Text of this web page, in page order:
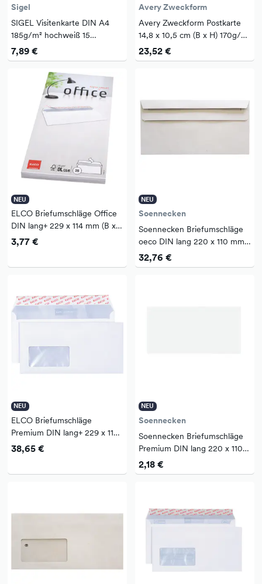
Sigel
SIGEL Visitenkarte DIN A4
185g/m² hochweiß 15
Bl./Pack. 150 St./Pack.
7,89 €
Avery Zweckform
Avery Zweckform Postkarte
14,8 x 10,5 cm (B x H) 170g/m²
Karton weiß 100 St./Pack.
23,52 €
NEU
ELCO Briefumschläge Office
DIN lang+ 229 x 114 mm (B x
H) mit Haftklebung ohne
3,77 €
NEU
Soennecken
Soennecken Briefumschläge
oeco DIN lang 220 x 110 mm
(B x H) mit Selbstklebung
ohne Fenster 75g/m² grau
32,76 €
NEU
ELCO Briefumschläge
Premium DIN lang+ 229 x 114
mm (B x H) mit Haftklebung
mit Fenster 80g/m² hochweiß
38,65 €
NEU
Soennecken
Soennecken Briefumschläge
Premium DIN lang 220 x 110
mm (B x H) mit Haftklebung
ohne Fenster 100g/m² weiß
2,18 €